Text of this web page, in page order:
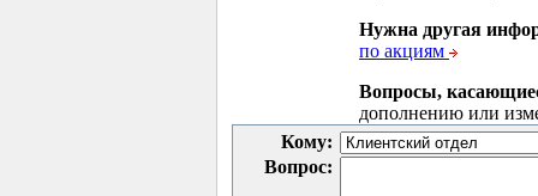
Нужна другая
по акциям
Вопросы,
дополнению или
Кому:
Вопрос: